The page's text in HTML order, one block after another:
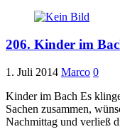
206. Kinder im
1. Juli 2014 Marco 0
Kinder im Bach Es
Sachen zusammen,
Nachmittag und verließ